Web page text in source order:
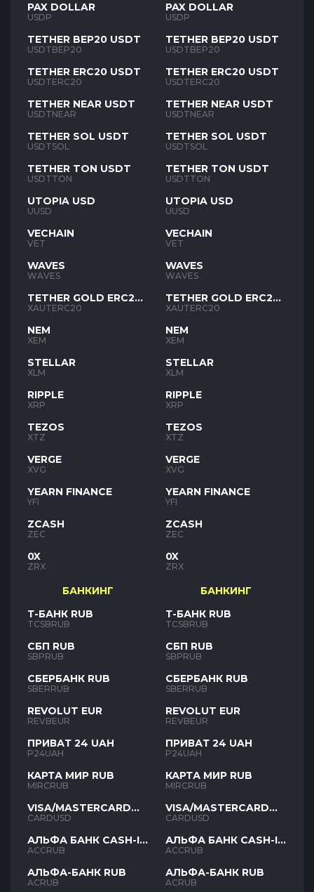
PAX DOLLAR
USDP
TETHER BEP20 USDT
USDTBEP20
TETHER ERC20 USDT
USDTERC20
TETHER NEAR USDT
USDTNEAR
TETHER SOL USDT
USDTSOL
TETHER TON USDT
USDTTON
UTOPIA USD
UUSD
VECHAIN
VET
WAVES
WAVES
TETHER GOLD ERC20
XAUT
XAUTERC20
NEM
XEM
STELLAR
XLM
RIPPLE
XRP
TEZOS
XTZ
VERGE
XVG
YEARN FINANCE
YFI
ZCASH
ZEC
0X
ZRX
БАНКИНГ
Т-БАНК RUB
TCSBRUB
СБП RUB
SBPRUB
СБЕРБАНК RUB
SBERRUB
REVOLUT EUR
REVBEUR
ПРИВАТ 24 UAH
P24UAH
КАРТА МИР RUB
MIRCRUB
VISA/MASTERCARD
USD
CARDUSD
АЛЬФА БАНК CASH-IN
RUB
ACCRUB
АЛЬФА-БАНК RUB
ACRUB
PAX DOLLAR
USDP
TETHER BEP20 USDT
USDTBEP20
TETHER ERC20 USDT
USDTERC20
TETHER NEAR USDT
USDTNEAR
TETHER SOL USDT
USDTSOL
TETHER TON USDT
USDTTON
UTOPIA USD
UUSD
VECHAIN
VET
WAVES
WAVES
TETHER GOLD ERC20
XAUT
XAUTERC20
NEM
XEM
STELLAR
XLM
RIPPLE
XRP
TEZOS
XTZ
VERGE
XVG
YEARN FINANCE
YFI
ZCASH
ZEC
0X
ZRX
БАНКИНГ
Т-БАНК RUB
TCSBRUB
СБП RUB
SBPRUB
СБЕРБАНК RUB
SBERRUB
REVOLUT EUR
REVBEUR
ПРИВАТ 24 UAH
P24UAH
КАРТА МИР RUB
MIRCRUB
VISA/MASTERCARD
USD
CARDUSD
АЛЬФА БАНК CASH-IN
RUB
ACCRUB
АЛЬФА-БАНК RUB
ACRUB